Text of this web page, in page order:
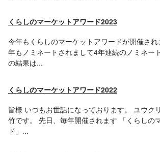
くらしのマーケットアワード2023
今年もくらしのマーケットアワードが開催さ
年もノミネートされまして4年連続のノミネー
の結果は...
くらしのマーケットアワード2022
皆様 いつもお世話になっております。 ユウク
竹です。 先日、毎年開催されます 「くらしの
ド」...